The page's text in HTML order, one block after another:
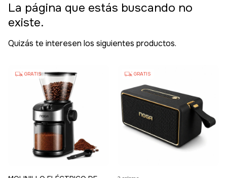
La página que estás buscando no
existe.
Quizás te interesen los siguientes productos.
GRATIS GRATIS